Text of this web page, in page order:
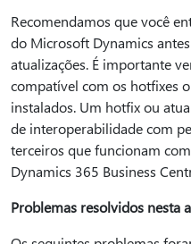
Recomendamos que você
do Microsoft Dynamics
atualizações. É importante
compatível com os hotfixes
instalados. Um hotfix ou
de interoperabilidade com
terceiros que funcionam
Dynamics 365 Business
Problemas resolvidos nesta